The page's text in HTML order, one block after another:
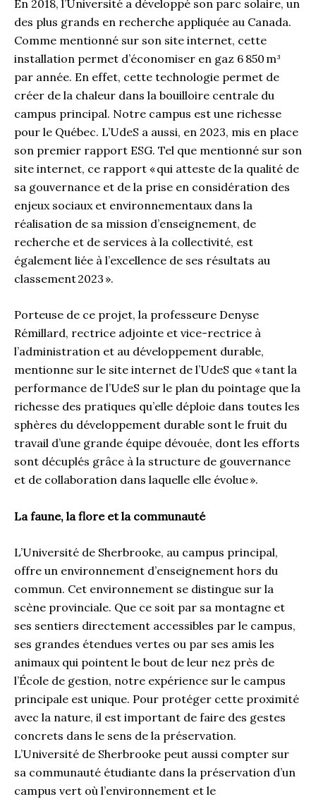
En 2018, l’Université a développé son parc solaire, un
des plus grands en recherche appliquée au Canada.
Comme mentionné sur son site internet, cette
installation permet d’économiser en gaz 6 850 m³
par année. En effet, cette technologie permet de
créer de la chaleur dans la bouilloire centrale du
campus principal. Notre campus est une richesse
pour le Québec. L’UdeS a aussi, en 2023, mis en place
son premier rapport ESG. Tel que mentionné sur son
site internet, ce rapport « qui atteste de la qualité de
sa gouvernance et de la prise en considération des
enjeux sociaux et environnementaux dans la
réalisation de sa mission d’enseignement, de
recherche et de services à la collectivité, est
également liée à l’excellence de ses résultats au
classement 2023 ».
Porteuse de ce projet, la professeure Denyse
Rémillard, rectrice adjointe et vice-rectrice à
l’administration et au développement durable,
mentionne sur le site internet de l’UdeS que « tant la
performance de l’UdeS sur le plan du pointage que la
richesse des pratiques qu’elle déploie dans toutes les
sphères du développement durable sont le fruit du
travail d’une grande équipe dévouée, dont les efforts
sont décuplés grâce à la structure de gouvernance
et de collaboration dans laquelle elle évolue ».
La faune, la flore et la communauté
L’Université de Sherbrooke, au campus principal,
offre un environnement d’enseignement hors du
commun. Cet environnement se distingue sur la
scène provinciale. Que ce soit par sa montagne et
ses sentiers directement accessibles par le campus,
ses grandes étendues vertes ou par ses amis les
animaux qui pointent le bout de leur nez près de
l’École de gestion, notre expérience sur le campus
principale est unique. Pour protéger cette proximité
avec la nature, il est important de faire des gestes
concrets dans le sens de la préservation.
L’Université de Sherbrooke peut aussi compter sur
sa communauté étudiante dans la préservation d’un
campus vert où l’environnement et le